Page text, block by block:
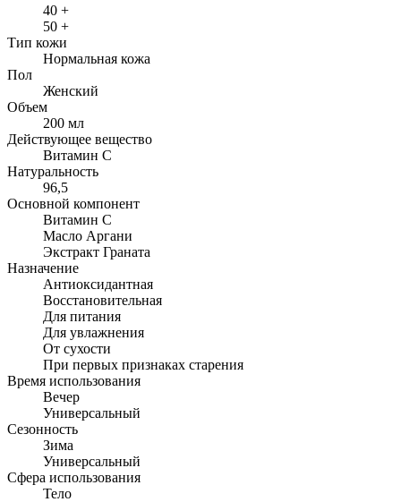
40 +
50 +
Тип кожи
Нормальная кожа
Пол
Женский
Объем
200 мл
Действующее вещество
Витамин С
Натуральность
96,5
Основной компонент
Витамин С
Масло Аргани
Экстракт Граната
Назначение
Антиоксидантная
Восстановительная
Для питания
Для увлажнения
От сухости
При первых признаках старения
Время использования
Вечер
Универсальный
Сезонность
Зима
Универсальный
Сфера использования
Тело